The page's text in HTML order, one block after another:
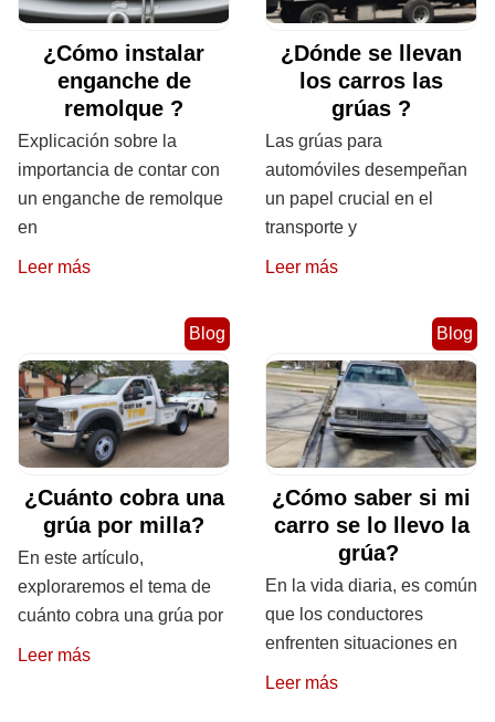
¿Cómo instalar
enganche de
remolque ?
Explicación sobre la
importancia de contar con
un enganche de remolque
en
Leer más
¿Dónde se llevan
los carros las
grúas ?
Las grúas para
automóviles desempeñan
un papel crucial en el
transporte y
Leer más
Blog
¿Cuánto cobra una
grúa por milla?
En este artículo,
exploraremos el tema de
cuánto cobra una grúa por
Leer más
Blog
¿Cómo saber si mi
carro se lo llevo la
grúa?
En la vida diaria, es común
que los conductores
enfrenten situaciones en
Leer más